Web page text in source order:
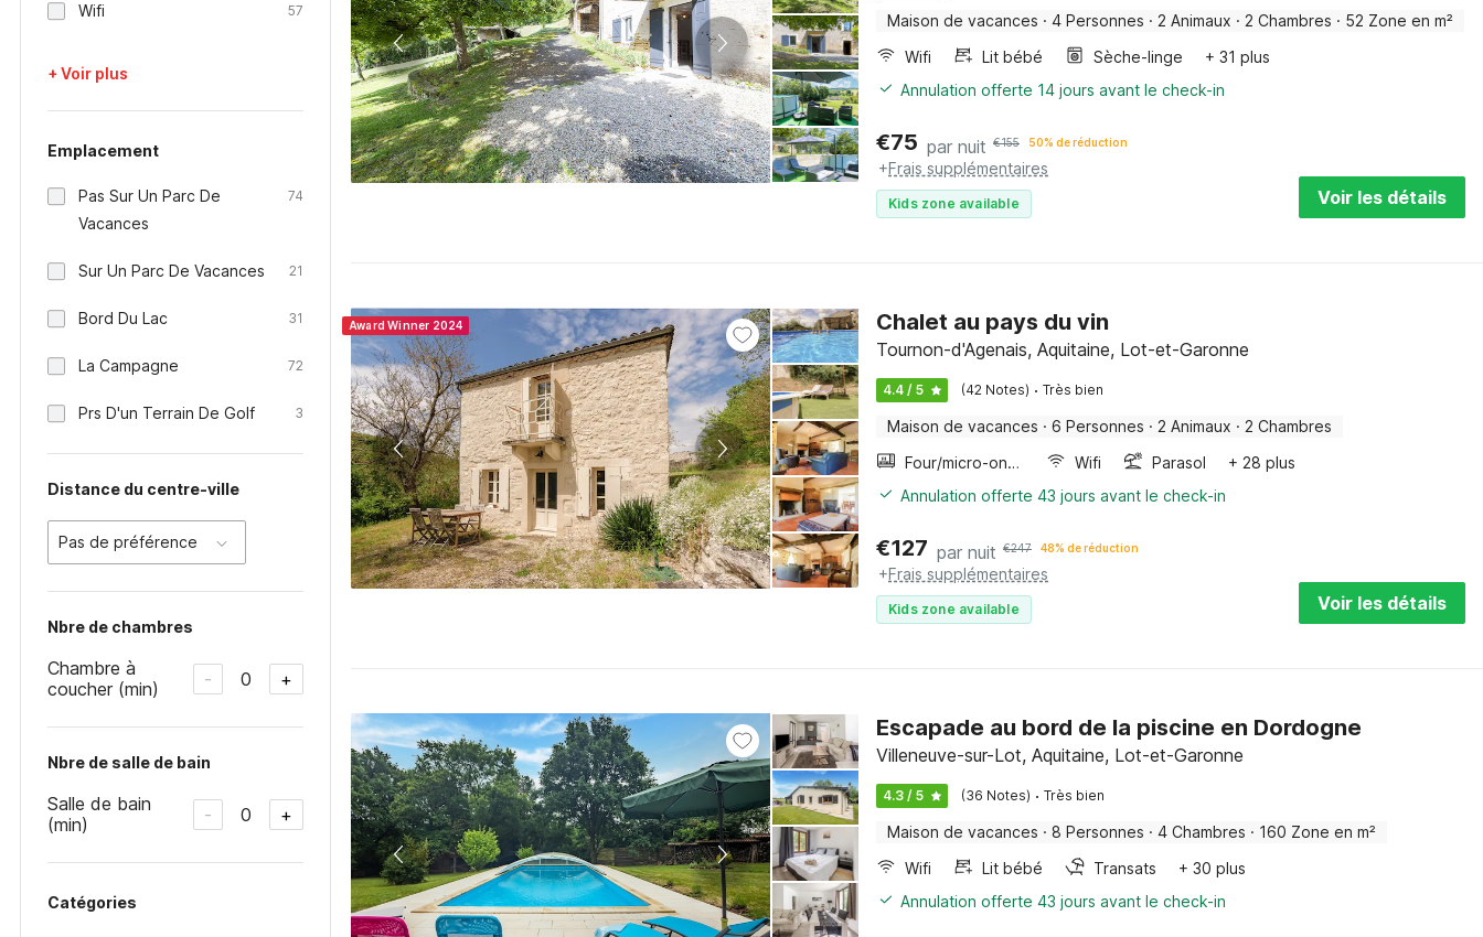
Wifi 57
+ Voir plus
Emplacement
Pas Sur Un Parc De
Vacances
74
Sur Un Parc De Vacances 21
Bord Du Lac 31
La Campagne 72
Prs D'un Terrain De Golf 3
Distance du centre-ville
Pas de préférence
Nbre de chambres
Chambre à
coucher (min)
- 0 +
Nbre de salle de bain
Salle de bain
(min)
- 0 +
Catégories
Maison de vacances · 4 Personnes · 2 Animaux · 2 Chambres · 52 Zone en m²
Wifi
Lit bébé Sèche-linge
+ 31 plus
Annulation offerte 14 jours avant le check-in
€75 par nuit €155 50% de réduction
+Frais supplémentaires
Kids zone available Voir les détails
Award Winner 2024 Chalet au pays du vin
Tournon-d'Agenais, Aquitaine, Lot-et-Garonne
4.4 / 5 (42 Notes) · Très bien
Maison de vacances · 6 Personnes · 2 Animaux · 2 Chambres
Four/micro-onde combinés
Wifi Parasol
+ 28 plus
Annulation offerte 43 jours avant le check-in
€127 par nuit €247 48% de réduction
+Frais supplémentaires
Kids zone available Voir les détails
Escapade au bord de la piscine en Dordogne
Villeneuve-sur-Lot, Aquitaine, Lot-et-Garonne
4.3 / 5 (36 Notes) · Très bien
Maison de vacances · 8 Personnes · 4 Chambres · 160 Zone en m²
Wifi
Lit bébé Transats
+ 30 plus
Annulation offerte 43 jours avant le check-in